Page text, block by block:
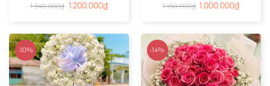
1.540.000₫ 1.200.000₫ 1.150.000₫ 1.000.000₫
-10% -14%